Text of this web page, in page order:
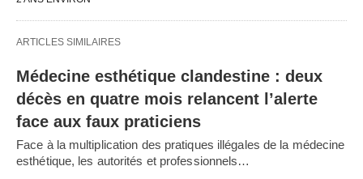
ARTICLES SIMILAIRES
Médecine esthétique clandestine : deux
décès en quatre mois relancent l’alerte
face aux faux praticiens
Face à la multiplication des pratiques illégales de la médecine
esthétique, les autorités et professionnels…